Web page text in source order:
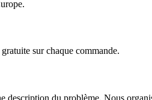
sur chaque commande.
description du problème. Nous